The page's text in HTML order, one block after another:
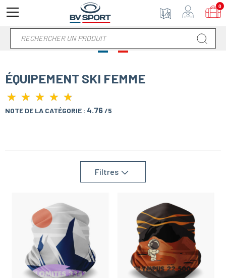
ÉQUIPEMENT SKI FEMME
★ ★ ★ ★ ★
★ ★ ★ ★ ★
NOTE DE LA CATÉGORIE : 4.76/5
Filtres
0